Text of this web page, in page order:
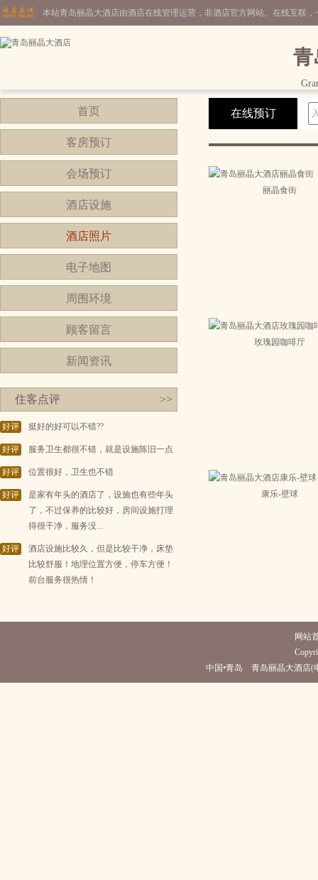
本站青岛丽晶大酒店由酒店在线管理运营，非酒店官方网站。在线互联
青
首页
客房预订
会场预订
酒店设施
酒店照片
电子地图
周围环境
顾客留言
新闻资讯
住客点评 >>
好评 挺好的好可以不错??
好评 服务卫生都很不错，就是设施陈旧一点
好评 位置很好，卫生也不错
好评
是家有年头的酒店了，设施也有些年头
了，不过保养的比较好，房间设施打理
得很干净，服务没...
好评
酒店设施比较久，但是比较干净，床垫
比较舒服！地理位置方便，停车方便！
前台服务很热情！
在线预订
丽晶食街
玫瑰园咖啡厅
康乐-壁球
网站
中国•青岛 青岛丽晶大酒店(